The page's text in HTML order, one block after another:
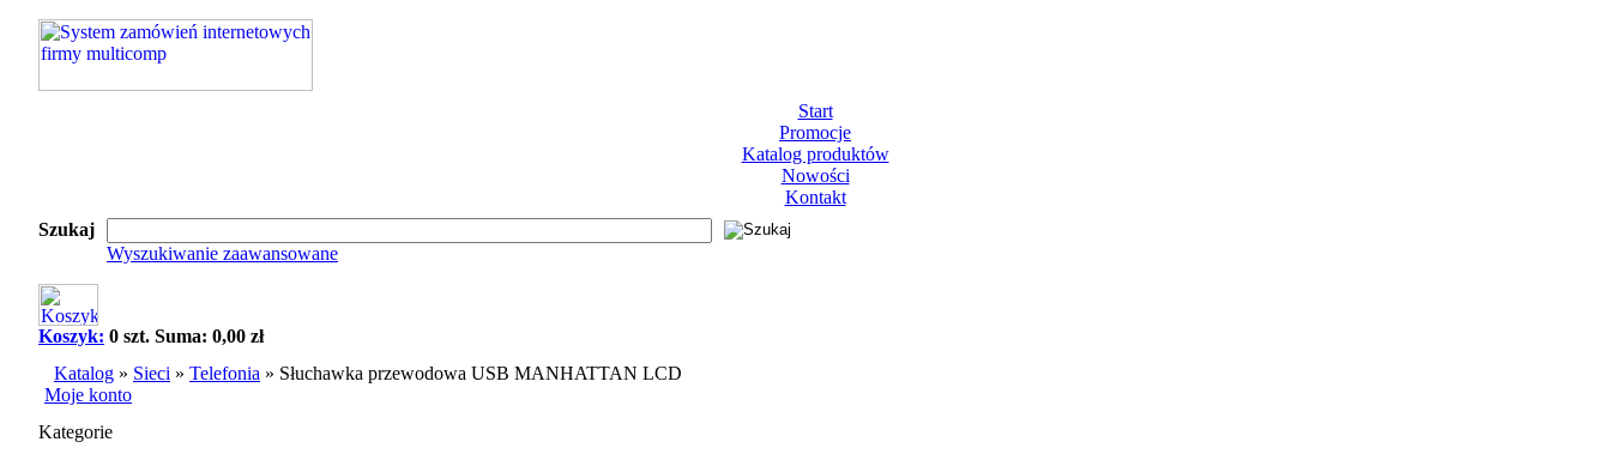
Start
Promocje
Katalog produktów
Nowości
Kontakt
Szukaj
Wyszukiwanie zaawansowane
Koszyk: 0 szt. Suma: 0,00 zł
Katalog » Sieci » Telefonia » Słuchawka przewodowa USB MANHATTAN LCD
Moje konto
Kategorie